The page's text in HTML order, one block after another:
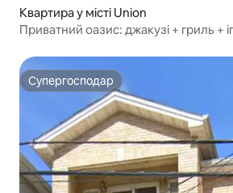
Квартира у місті Union
Приватний оазис: джакузі + гриль +
Супергосподар
Супергосподар